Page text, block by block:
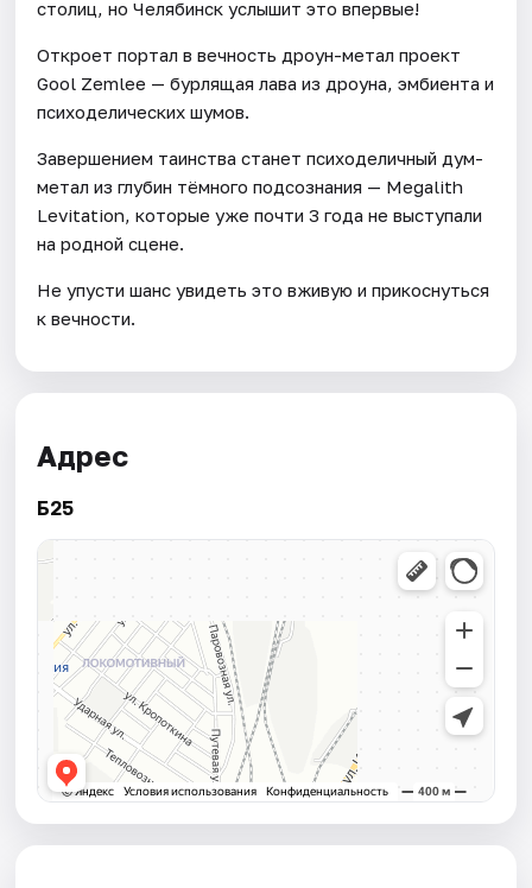
столиц, но Челябинск услышит это впервые!
Откроет портал в вечность дроун-метал проект
Gool Zemlee — бурлящая лава из дроуна, эмбиента и
психоделических шумов.
Завершением таинства станет психоделичный дум-
метал из глубин тёмного подсознания — Megalith
Levitation, которые уже почти 3 года не выступали
на родной сцене.
Не упусти шанс увидеть это вживую и прикоснуться
к вечности.
Адрес
Б25